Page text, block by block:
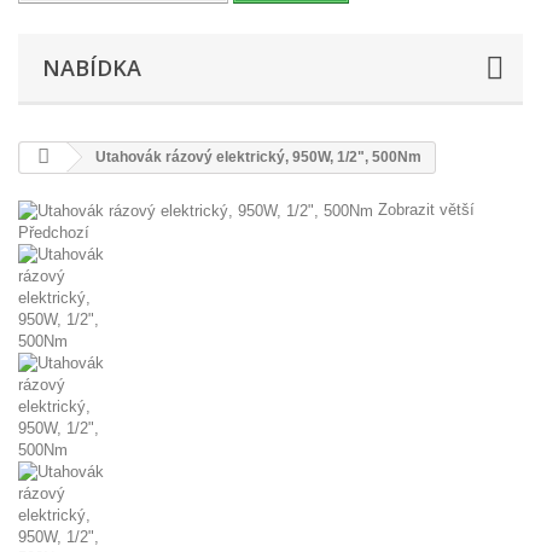
NABÍDKA
Utahovák rázový elektrický, 950W, 1/2", 500Nm
Zobrazit větší
Předchozí